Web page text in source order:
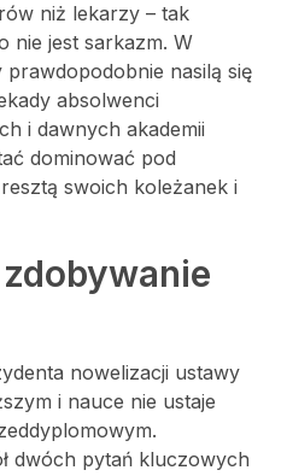
niż lekarzy – tak
nie jest sarkazm. W
nasilą się
absolwenci
i dawnych akademii
dominować pod
swoich koleżanek i
nowelizacji ustawy
i nauce nie ustaje
dwóch pytań kluczowych